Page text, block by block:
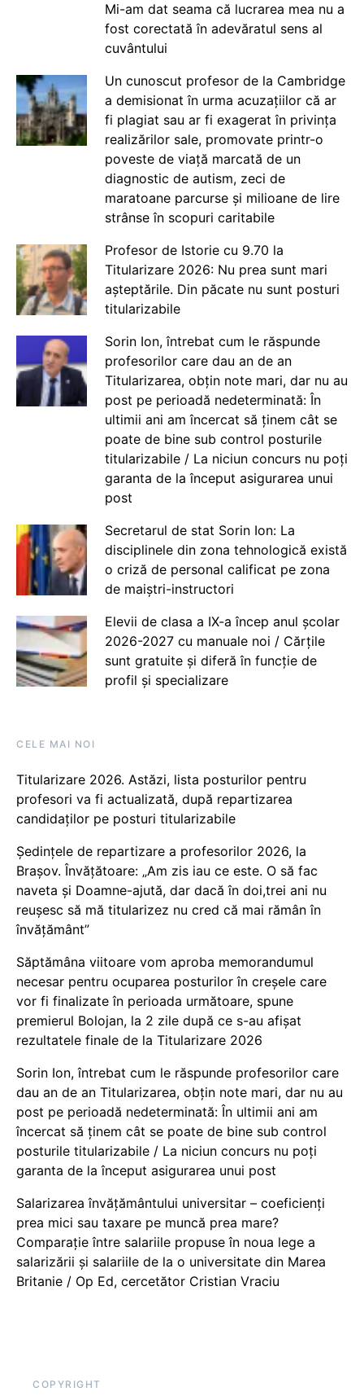
Mi-am dat seama că lucrarea mea nu a
fost corectată în adevăratul sens al
cuvântului
Un cunoscut profesor de la Cambridge
a demisionat în urma acuzațiilor că ar
fi plagiat sau ar fi exagerat în privința
realizărilor sale, promovate printr-o
poveste de viață marcată de un
diagnostic de autism, zeci de
maratoane parcurse și milioane de lire
strânse în scopuri caritabile
Profesor de Istorie cu 9.70 la
Titularizare 2026: Nu prea sunt mari
așteptările. Din păcate nu sunt posturi
titularizabile
Sorin Ion, întrebat cum le răspunde
profesorilor care dau an de an
Titularizarea, obțin note mari, dar nu au
post pe perioadă nedeterminată: În
ultimii ani am încercat să ținem cât se
poate de bine sub control posturile
titularizabile / La niciun concurs nu poți
garanta de la început asigurarea unui
post
Secretarul de stat Sorin Ion: La
disciplinele din zona tehnologică există
o criză de personal calificat pe zona
de maiștri-instructori
Elevii de clasa a IX-a încep anul școlar
2026-2027 cu manuale noi / Cărțile
sunt gratuite și diferă în funcție de
profil și specializare
CELE MAI NOI
Titularizare 2026. Astăzi, lista posturilor pentru
profesori va fi actualizată, după repartizarea
candidaților pe posturi titularizabile
Ședințele de repartizare a profesorilor 2026, la
Brașov. Învățătoare: „Am zis iau ce este. O să fac
naveta și Doamne-ajută, dar dacă în doi,trei ani nu
reușesc să mă titularizez nu cred că mai rămân în
învățământ”
Săptămâna viitoare vom aproba memorandumul
necesar pentru ocuparea posturilor în creșele care
vor fi finalizate în perioada următoare, spune
premierul Bolojan, la 2 zile după ce s-au afișat
rezultatele finale de la Titularizare 2026
Sorin Ion, întrebat cum le răspunde profesorilor care
dau an de an Titularizarea, obțin note mari, dar nu au
post pe perioadă nedeterminată: În ultimii ani am
încercat să ținem cât se poate de bine sub control
posturile titularizabile / La niciun concurs nu poți
garanta de la început asigurarea unui post
Salarizarea învățământului universitar – coeficienți
prea mici sau taxare pe muncă prea mare?
Comparație între salariile propuse în noua lege a
salarizării și salariile de la o universitate din Marea
Britanie / Op Ed, cercetător Cristian Vraciu
COPYRIGHT